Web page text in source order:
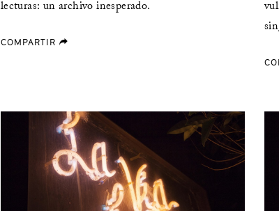
lecturas: un archivo inesperado.
COMPARTIR forward